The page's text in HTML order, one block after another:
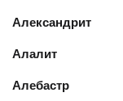
Александрит
Алалит
Алебастр